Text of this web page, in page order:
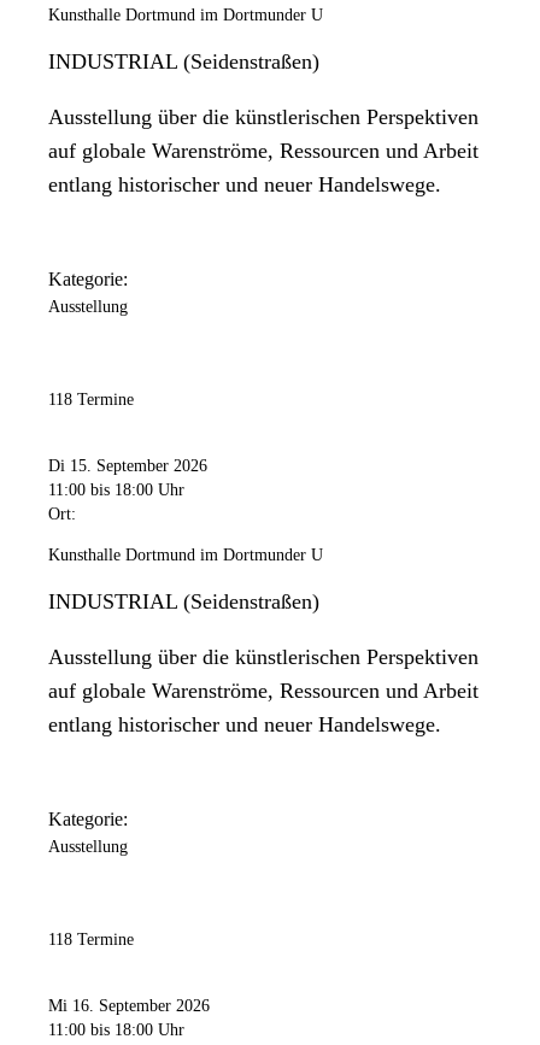
Kunsthalle Dortmund im Dortmunder U
INDUSTRIAL (Seidenstraßen)
Ausstellung über die künstlerischen Perspektiven
auf globale Warenströme, Ressourcen und Arbeit
entlang historischer und neuer Handelswege.
Kategorie:
Ausstellung
118 Termine
Di 15. September 2026
11:00 bis 18:00 Uhr
Ort:
Kunsthalle Dortmund im Dortmunder U
INDUSTRIAL (Seidenstraßen)
Ausstellung über die künstlerischen Perspektiven
auf globale Warenströme, Ressourcen und Arbeit
entlang historischer und neuer Handelswege.
Kategorie:
Ausstellung
118 Termine
Mi 16. September 2026
11:00 bis 18:00 Uhr